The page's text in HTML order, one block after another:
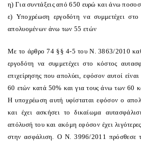
η) Για συντάξεις από 650 ευρώ και άνω
ε) Yποχρέωση εργοδότη να συμμετέχει
απολυομένων άνω των 55 ετών
Mε το άρθρο 74 §§ 4-5 του N. 3863/2010
εργοδότη να συμμετέχει στο κόστος
επιχείρησης που απολύει, εφόσον αυτοί
60 ετών κατά 50% και για τους άνω των 60
H υποχρέωση αυτή υφίσταται εφόσον ο
και έχει ασκήσει το δικαίωμα
απόλυσή του και ακόμη εφόσον έχει
στην ασφάλιση. O N. 3996/2011 πρόσθεσε